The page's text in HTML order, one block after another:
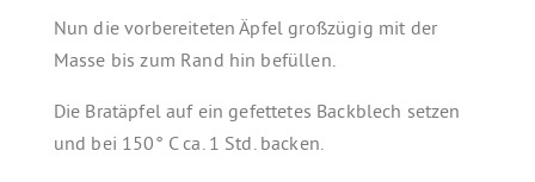
Nun die vorbereiteten Äpfel großzügig mit der
Masse bis zum Rand hin befüllen.
Die Bratäpfel auf ein gefettetes Backblech setzen
und bei 150° C ca. 1 Std. backen.